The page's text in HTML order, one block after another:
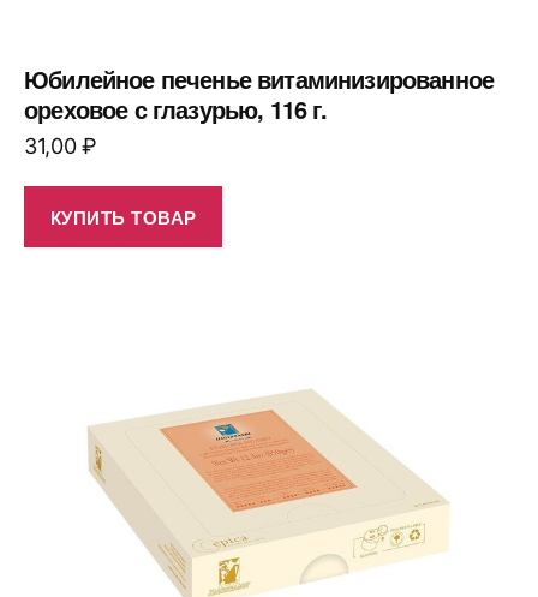
Юбилейное печенье витаминизированное
ореховое с глазурью, 116 г.
31,00₽
КУПИТЬ ТОВАР